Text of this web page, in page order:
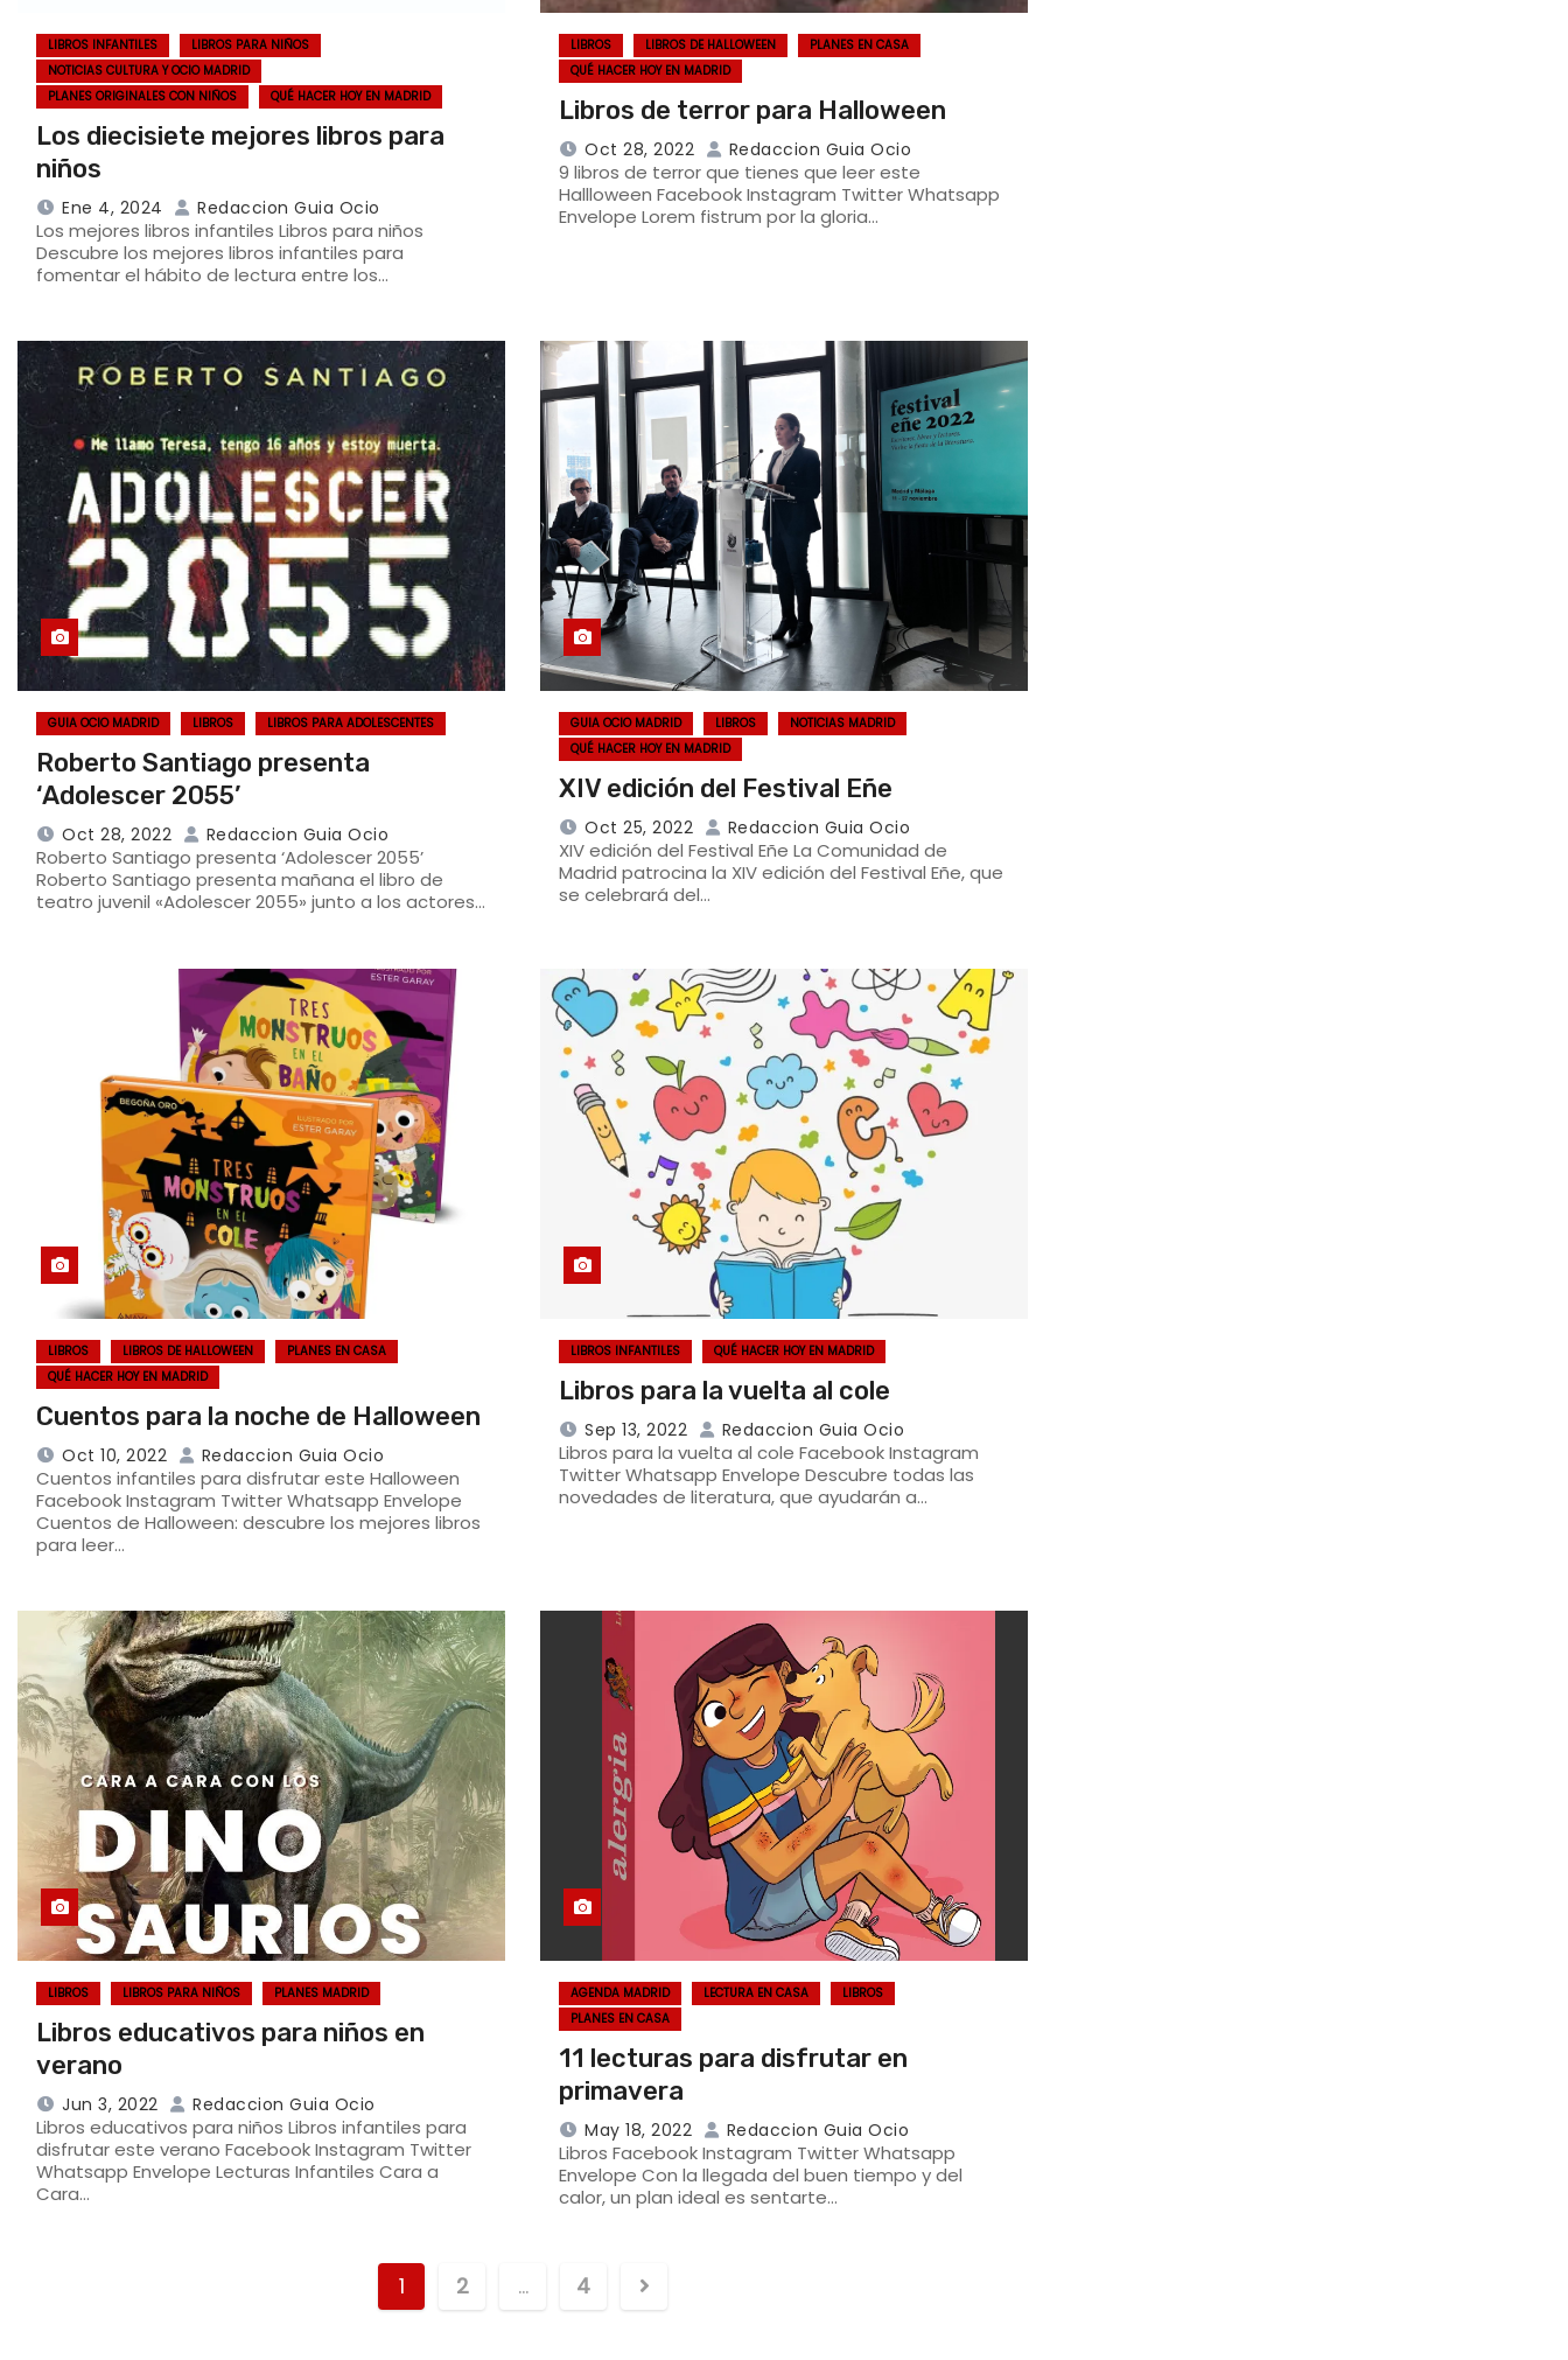
LIBROS INFANTILES
LIBROS PARA NIÑOS
NOTICIAS CULTURA Y OCIO MADRID
PLANES ORIGINALES CON NIÑOS
QUÉ HACER HOY EN MADRID
Los diecisiete mejores libros para
niños
Ene 4, 2024 Redaccion Guia Ocio
Los mejores libros infantiles Libros para niños
Descubre los mejores libros infantiles para
fomentar el hábito de lectura entre los…
LIBROS LIBROS DE HALLOWEEN
PLANES EN CASA
QUÉ HACER HOY EN MADRID
Libros de terror para Halloween
Oct 28, 2022 Redaccion Guia Ocio
9 libros de terror que tienes que leer este
Hallloween Facebook Instagram Twitter Whatsapp
Envelope Lorem fistrum por la gloria…
GUIA OCIO MADRID LIBROS LIBROS PARA ADOLESCENTES
Roberto Santiago presenta
‘Adolescer 2055’
Oct 28, 2022 Redaccion Guia Ocio
Roberto Santiago presenta ‘Adolescer 2055’
Roberto Santiago presenta mañana el libro de
teatro juvenil «Adolescer 2055» junto a los actores…
GUIA OCIO MADRID LIBROS
NOTICIAS MADRID
QUÉ HACER HOY EN MADRID
XIV edición del Festival Eñe
Oct 25, 2022 Redaccion Guia Ocio
XIV edición del Festival Eñe La Comunidad de
Madrid patrocina la XIV edición del Festival Eñe, que
se celebrará del…
LIBROS LIBROS DE HALLOWEEN
PLANES EN CASA
QUÉ HACER HOY EN MADRID
Cuentos para la noche de Halloween
Oct 10, 2022 Redaccion Guia Ocio
Cuentos infantiles para disfrutar este Halloween
Facebook Instagram Twitter Whatsapp Envelope
Cuentos de Halloween: descubre los mejores libros
para leer…
LIBROS INFANTILES QUÉ HACER HOY EN MADRID
Libros para la vuelta al cole
Sep 13, 2022 Redaccion Guia Ocio
Libros para la vuelta al cole Facebook Instagram
Twitter Whatsapp Envelope Descubre todas las
novedades de literatura, que ayudarán a…
LIBROS LIBROS PARA NIÑOS PLANES MADRID
Libros educativos para niños en
verano
Jun 3, 2022 Redaccion Guia Ocio
Libros educativos para niños Libros infantiles para
disfrutar este verano Facebook Instagram Twitter
Whatsapp Envelope Lecturas Infantiles Cara a
Cara…
AGENDA MADRID LECTURA EN CASA
LIBROS
PLANES EN CASA
11 lecturas para disfrutar en
primavera
May 18, 2022 Redaccion Guia Ocio
Libros Facebook Instagram Twitter Whatsapp
Envelope Con la llegada del buen tiempo y del
calor, un plan ideal es sentarte…
1 2 … 4